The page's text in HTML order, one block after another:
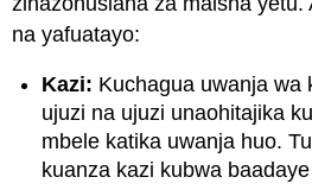
na yafuatayo:
Kazi: Kuchagua uwanja wa
ujuzi na ujuzi unaohitajika
mbele katika uwanja huo.
kuanza kazi kubwa